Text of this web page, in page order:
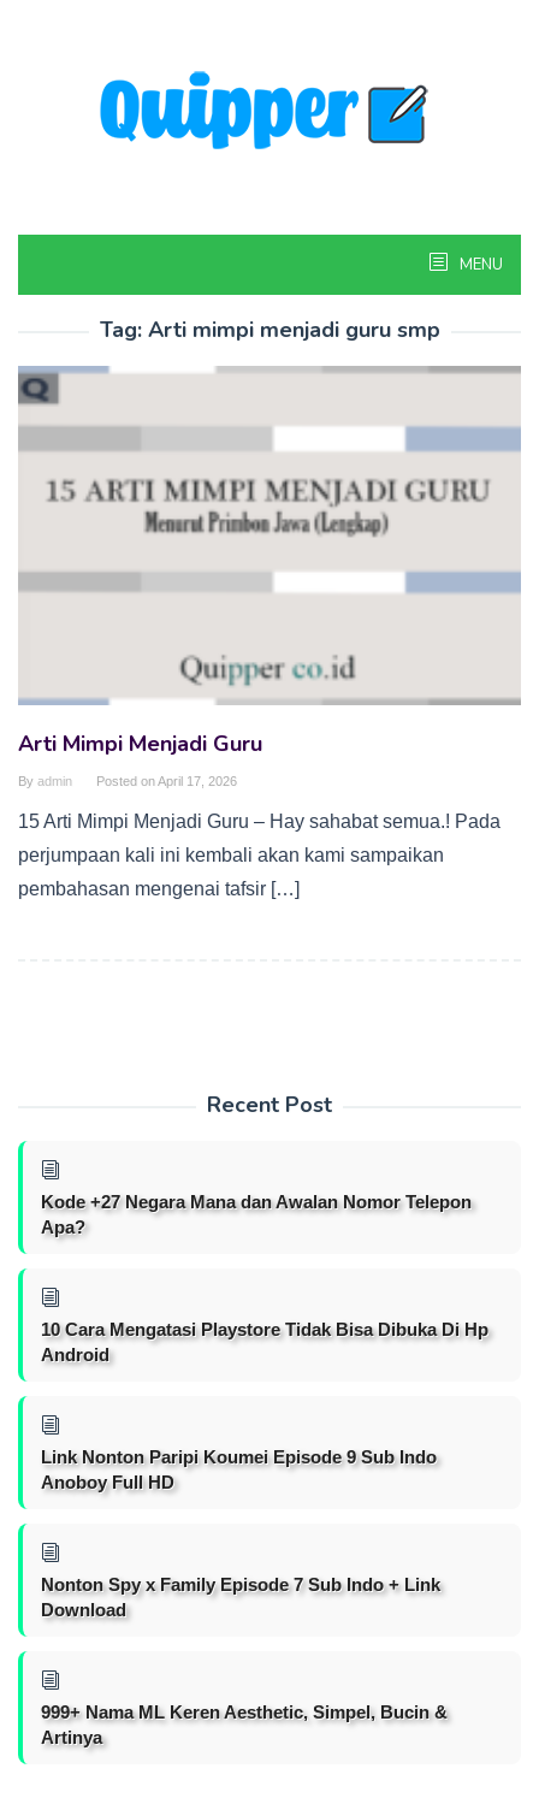
MENU
Tag: Arti mimpi menjadi guru smp
Arti Mimpi Menjadi Guru
By admin Posted onApril 17, 2026
15 Arti Mimpi Menjadi Guru – Hay sahabat semua.! Pada
perjumpaan kali ini kembali akan kami sampaikan
pembahasan mengenai tafsir […]
Recent Post
Kode +27 Negara Mana dan Awalan Nomor Telepon
Apa?
10 Cara Mengatasi Playstore Tidak Bisa Dibuka Di Hp
Android
Link Nonton Paripi Koumei Episode 9 Sub Indo
Anoboy Full HD
Nonton Spy x Family Episode 7 Sub Indo + Link
Download
999+ Nama ML Keren Aesthetic, Simpel, Bucin &
Artinya